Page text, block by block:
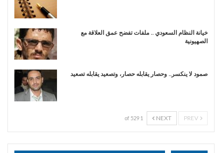
خيانة النظام السعودي .. ملفات تفضح عمق العلاقة مع
الصهيونية
صمود لا ينكسر.. وحصار يقابله حصار، وتصعيد يقابله تصعيد
NEXT
1 of 529